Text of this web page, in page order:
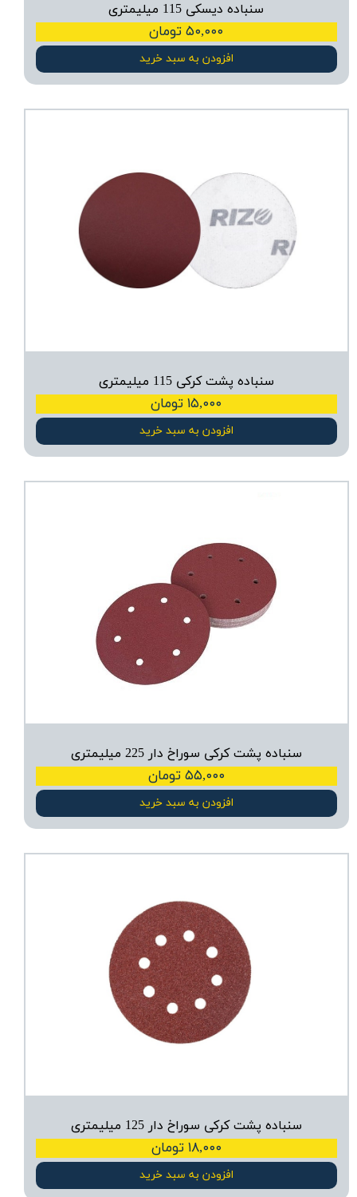
سنباده دیسکی 115 میلیمتری
۵۰,۰۰۰ تومان
افزودن به سبد خرید
سنباده پشت کرکی 115 میلیمتری
۱۵,۰۰۰ تومان
افزودن به سبد خرید
سنباده پشت کرکی سوراخ دار 225 میلیمتری
۵۵,۰۰۰ تومان
افزودن به سبد خرید
سنباده پشت کرکی سوراخ دار 125 میلیمتری
۱۸,۰۰۰ تومان
افزودن به سبد خرید